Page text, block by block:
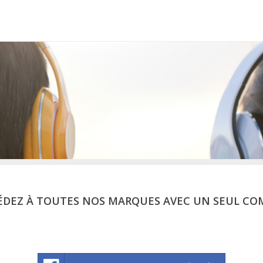
À TOUTES NOS MARQUES AVEC UN SEUL